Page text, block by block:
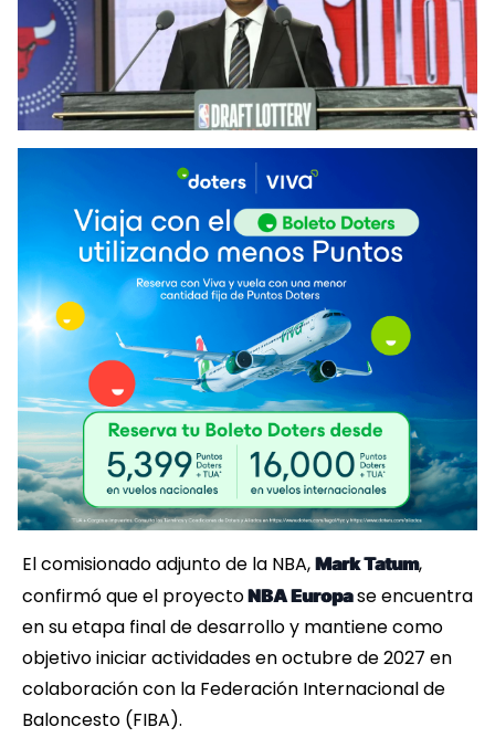
El comisionado adjunto de la NBA, Mark Tatum,
confirmó que el proyectoNBA Europase encuentra
en su etapa final de desarrollo y mantiene como
objetivo iniciar actividades en octubre de 2027 en
colaboración con la Federación Internacional de
Baloncesto (FIBA).